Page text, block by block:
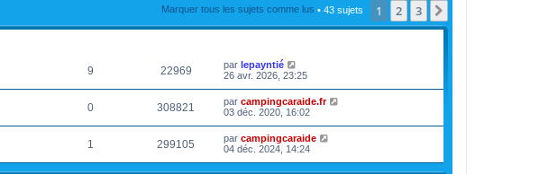
Marquer tous les sujets comme lus • 43 sujets 1 2 3
9 22969 par lepayntié
26 avr. 2026, 23:25
0 308821 par campingcaraide.fr
03 déc. 2020, 16:02
1 299105 par campingcaraide
04 déc. 2024, 14:24